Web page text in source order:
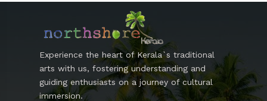
Experience the heart of Kerala`s traditional
arts with us, fostering understanding and
guiding enthusiasts on a journey of cultural
immersion.